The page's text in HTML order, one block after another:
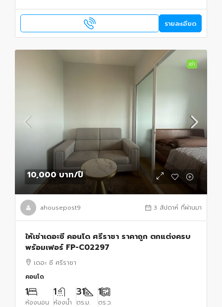
รายละเอียด
เช่า
10,000 บาท/ปี
ahousepost9 3 สัปดาห์ ที่ผ่านมา
ให้เช่าเดอะซี คอนโด ศรีราชา ราคาถูก ตกแต่งครบ
พร้อมเฟอร์ FP-C02297
เดอะ ซี ศรีราชา
คอนโด
1
ห้องนอน
1
ห้องน้ำ
31
ตร.ม.
1
ตร.ว.